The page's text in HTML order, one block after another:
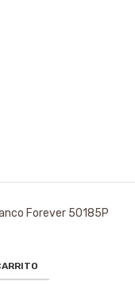
Forever 50185P